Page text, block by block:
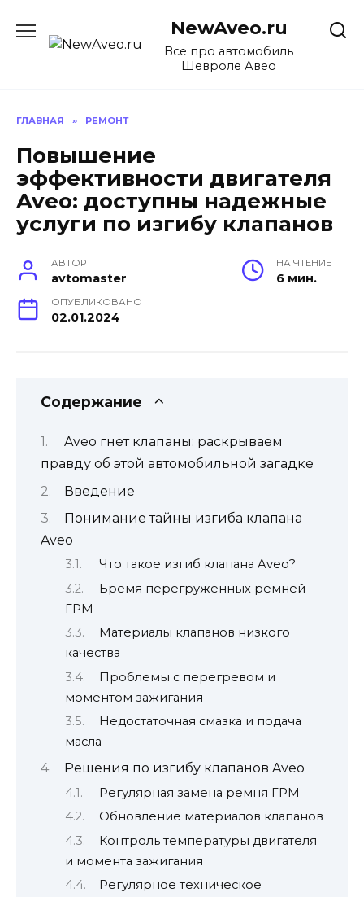
содержанию
NewAveo.ru
Все про автомобиль
Шевроле Авео
ГЛАВНАЯ » РЕМОНТ
Повышение
эффективности двигателя
Aveo: доступны надежные
услуги по изгибу клапанов
АВТОР
avtomaster
НА ЧТЕНИЕ
6 мин.
ОПУБЛИКОВАНО
02.01.2024
Содержание
Aveo гнет клапаны: раскрываем
правду об этой автомобильной загадке
Введение
Понимание тайны изгиба клапана
Aveo
Что такое изгиб клапана Aveo?
Бремя перегруженных ремней
ГРМ
Материалы клапанов низкого
качества
Проблемы с перегревом и
моментом зажигания
Недостаточная смазка и подача
масла
Решения по изгибу клапанов Aveo
Регулярная замена ремня ГРМ
Обновление материалов клапанов
Контроль температуры двигателя
и момента зажигания
Регулярное техническое